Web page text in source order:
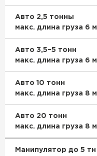
Авто 2,5 тонны
макс. длина груза 6 м
Авто 3,5–5 тонн
макс. длина груза 6 м
Авто 10 тонн
макс. длина груза 8 м
Авто 20 тонн
макс. длина груза 8 м
Манипулятор до 5 тн